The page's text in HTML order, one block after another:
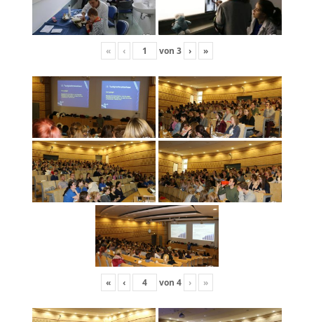
« ‹ von 3 › »
« ‹ von 4 › »